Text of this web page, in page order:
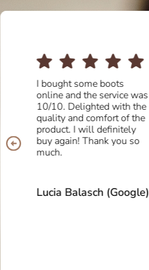
I bought some boots
online and the service was
10/10. Delighted with the
quality and comfort of the
product. I will definitely
buy again! Thank you so
much.
Lucia Balasch (Google)